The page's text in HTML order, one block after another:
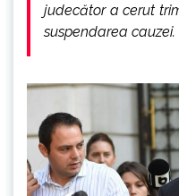
judecător a cerut
suspendarea cauzei.